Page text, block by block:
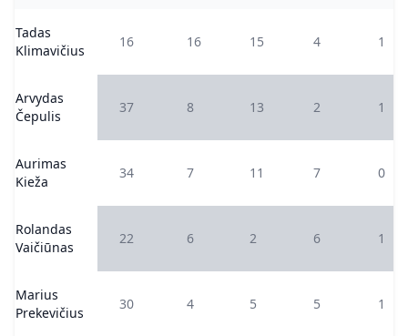
Tadas
Klimavičius
16 16 15 4 1
Arvydas
Čepulis
37 8 13 2 1
Aurimas
Kieža
34 7 11 7 0
Rolandas
Vaičiūnas
22 6 2 6 1
Marius
Prekevičius
30 4 5 5 1